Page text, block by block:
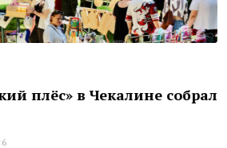
плёс» в Чекалине собрал